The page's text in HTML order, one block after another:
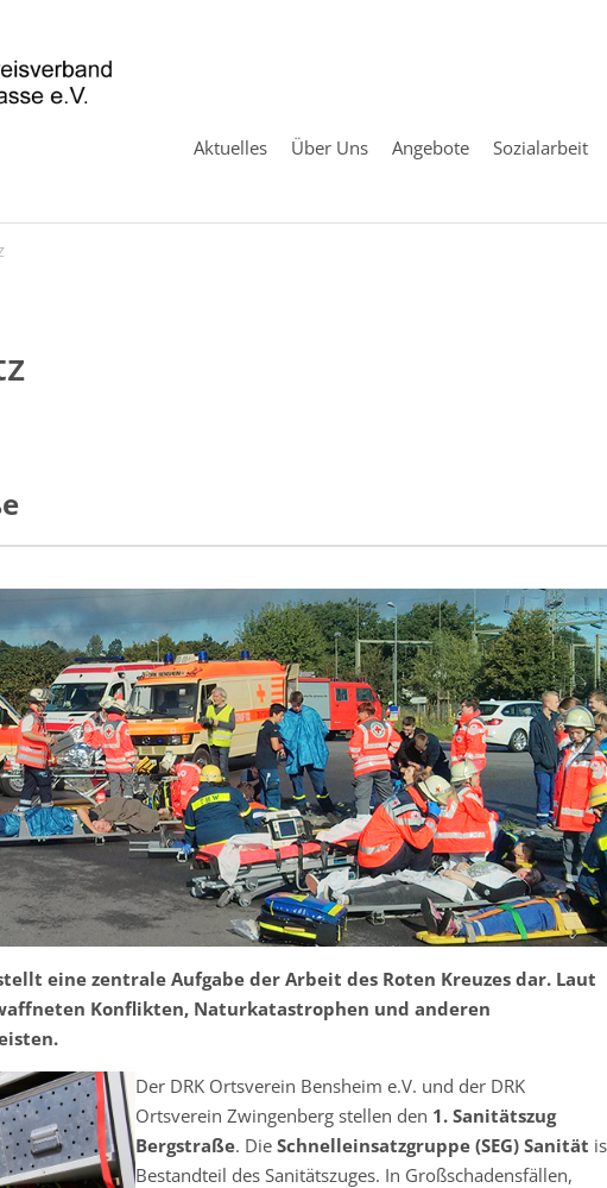
Aktuelles Über Uns Angebote Sozialarbeit
eine zentrale Aufgabe der Arbeit des Roten Kreuzes dar. Laut
Konflikten, Naturkatastrophen und anderen
Der DRK Ortsverein Bensheim e.V. und der DRK
Ortsverein Zwingenberg stellen den 1. Sanitätszug
Bergstraße. Die Schnelleinsatzgruppe (SEG) Sanität
Bestandteil des Sanitätszuges. In Großschadensfällen,